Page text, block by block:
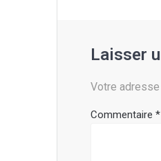
Laisser
Votre
Commentaire*